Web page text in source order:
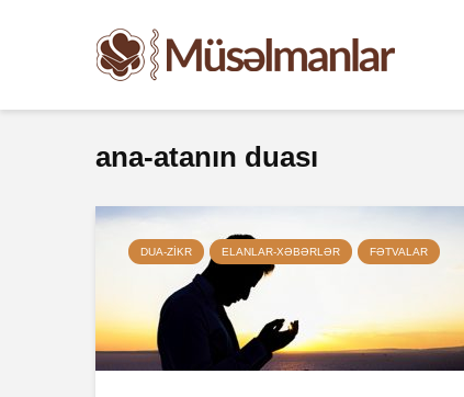
ana-atanın duası
DUA-ZIKR ELANLAR-XƏBƏRLƏR FƏTVALAR